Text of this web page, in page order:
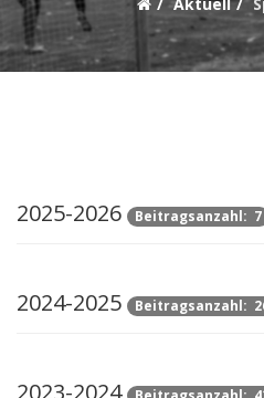
2025-2026 Beitragsanzahl: 7
2024-2025 Beitragsanzahl:
2023-2024
Aktuell
Teams